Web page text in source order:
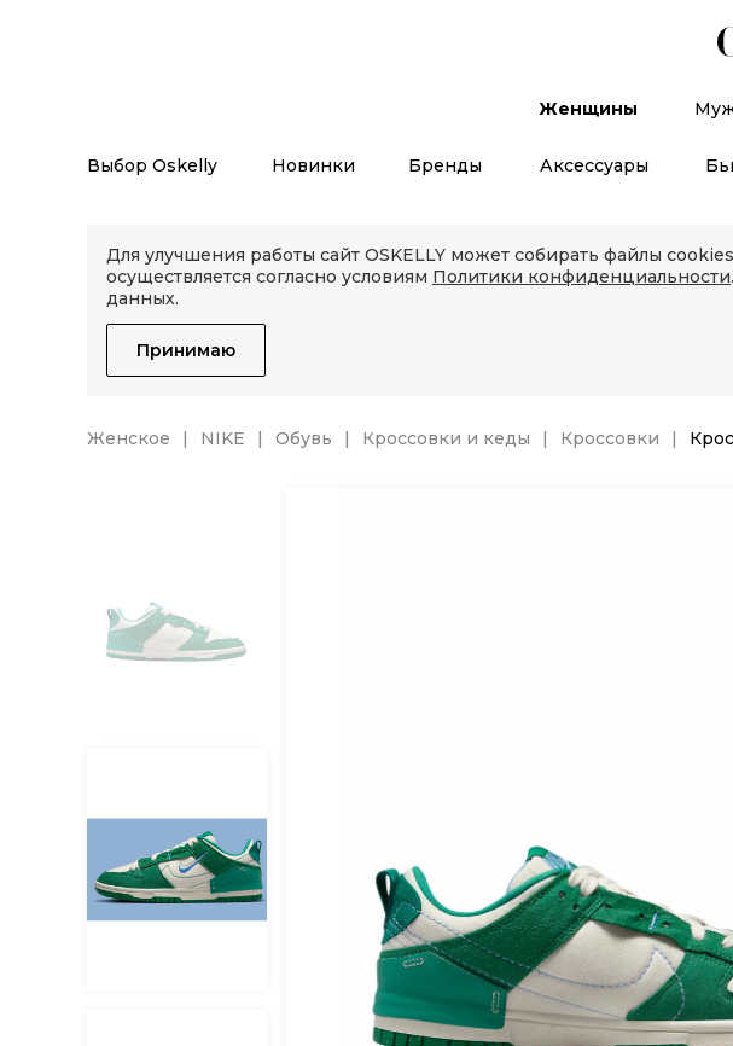
Женщины
Выбор Oskelly Новинки Бренды Аксессуары
Для улучшения работы сайт OSKELLY может собирать файлы
осуществляется согласно условиям Политики конфиденциальности
данных.
Принимаю
Женское NIKE Обувь Кроссовки и кеды Кроссовки